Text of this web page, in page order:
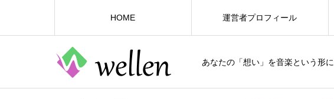
あなたの「想い」を音楽という形に
HOME 運営者プロフィール